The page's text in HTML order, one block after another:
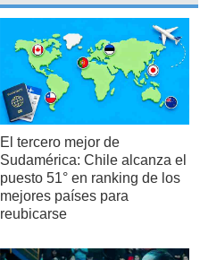
El tercero mejor de
Sudamérica: Chile alcanza el
puesto 51° en ranking de los
mejores países para
reubicarse